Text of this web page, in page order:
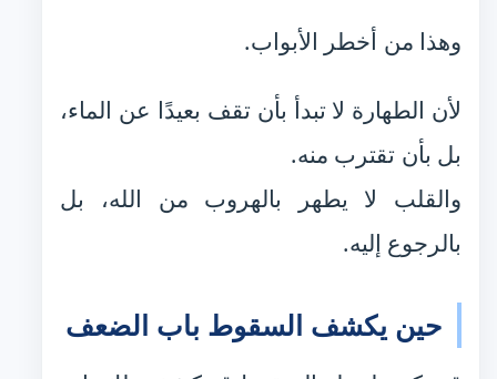
وهذا من أخطر الأبواب.
لأن الطهارة لا تبدأ بأن تقف بعيدًا عن الماء،
بل بأن تقترب منه.
والقلب لا يطهر بالهروب من الله، بل
بالرجوع إليه.
حين يكشف السقوط باب الضعف